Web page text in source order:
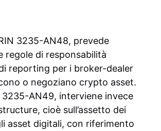
3235-AN48, prevede
regole di responsabilità
reporting per i broker-dealer
o negoziano crypto asset.
3235-AN49, interviene invece
cioè sull’assetto dei
asset digitali, con riferimento